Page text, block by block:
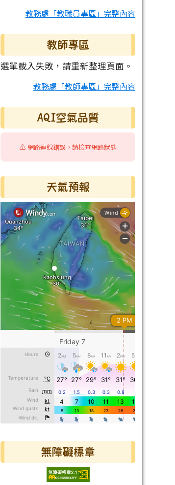
教務處「教職員專區」完整內容
教師專區
選單載入失敗，請重新整理頁面。
教務處「教師專區」完整內容
AQI空氣品質
⚠️ 網路連線錯誤，請檢查網路狀態
天氣預報
無障礙標章